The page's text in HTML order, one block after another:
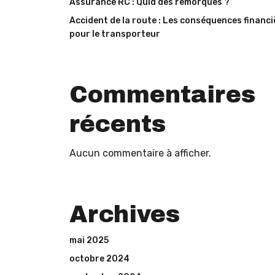
Accident de la route : Les conséquences
pour le transporteur
Commentaires
récents
Aucun commentaire à afficher.
Archives
mai 2025
octobre 2024